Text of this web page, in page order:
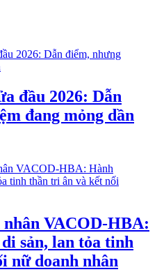
đầu 2026: Dẫn
đang mỏng dần
VACOD-HBA:
sản, lan tỏa tinh
nữ doanh nhân